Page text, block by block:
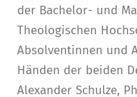
der Bachelor- und
Theologischen
Absolventinnen und
Händen der beiden
Alexander Schulze,